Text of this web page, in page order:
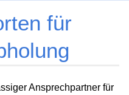
für
Ansprechpartner für